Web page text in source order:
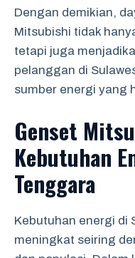
Dengan demikian,
Mitsubishi tidak
tetapi juga
pelanggan di
sumber energi yang
Genset
Kebutuhan
Tenggara
Kebutuhan energi di
meningkat seiring